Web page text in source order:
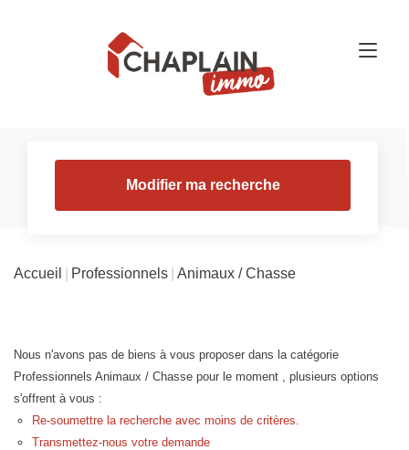
Modifier ma recherche
Accueil Professionnels Animaux / Chasse
Nous n'avons pas de biens à vous proposer dans la catégorie
Professionnels Animaux / Chasse pour le moment , plusieurs options
s'offrent à vous :
Re-soumettre la recherche avec moins de critères.
Transmettez-nous votre demande